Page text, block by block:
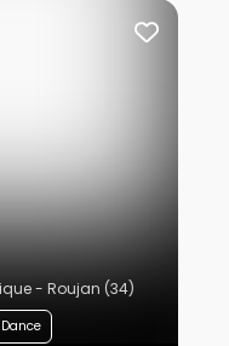
- Roujan (34)
Dance